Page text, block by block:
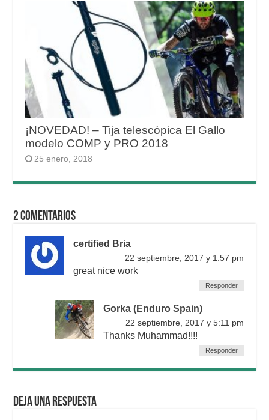
¡NOVEDAD! – Tija telescópica El Gallo
modelo COMP y PRO 2018
25 enero, 2018
2 Comentarios
certified Bria
22 septiembre, 2017 y 1:57 pm
great nice work
Responder
Gorka (Enduro Spain)
22 septiembre, 2017 y 5:11 pm
Thanks Muhammad!!!!
Responder
Deja una respuesta